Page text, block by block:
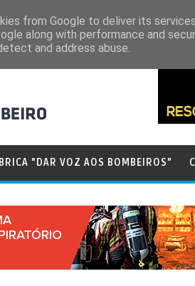
"DAR VOZ AOS BOMBEIROS"
from Google to deliver its
along with performance and
and address abuse.